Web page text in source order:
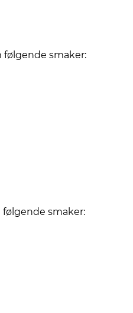
smaker:
smaker: